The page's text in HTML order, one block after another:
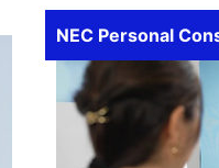
NEC Personal